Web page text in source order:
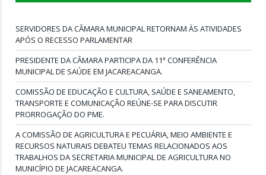
SERVIDORES DA CÂMARA MUNICIPAL RETORNAM ÀS ATIVIDADES
APÓS O RECESSO PARLAMENTAR
PRESIDENTE DA CÂMARA PARTICIPA DA 11ª CONFERÊNCIA
MUNICIPAL DE SAÚDE EM JACAREACANGA.
COMISSÃO DE EDUCAÇÃO E CULTURA, SAÚDE E SANEAMENTO,
TRANSPORTE E COMUNICAÇÃO REÚNE-SE PARA DISCUTIR
PRORROGAÇÃO DO PME.
A COMISSÃO DE AGRICULTURA E PECUÁRIA, MEIO AMBIENTE E
RECURSOS NATURAIS DEBATEU TEMAS RELACIONADOS AOS
TRABALHOS DA SECRETARIA MUNICIPAL DE AGRICULTURA NO
MUNICÍPIO DE JACAREACANGA.